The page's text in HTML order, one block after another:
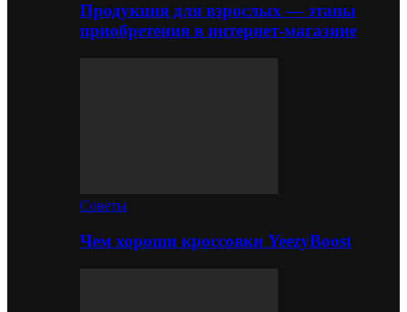
Продукция для взрослых — этапы
приобретения в интернет-магазине
Советы
Чем хороши кроссовки YeezyBoost